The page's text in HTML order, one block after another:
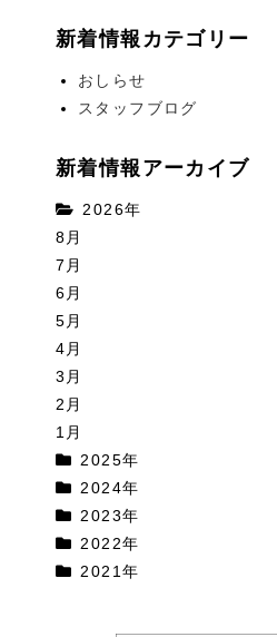
新着情報カテゴリー
おしらせ
スタッフブログ
新着情報アーカイブ
2026年
8月
7月
6月
5月
4月
3月
2月
1月
2025年
2024年
2023年
2022年
2021年